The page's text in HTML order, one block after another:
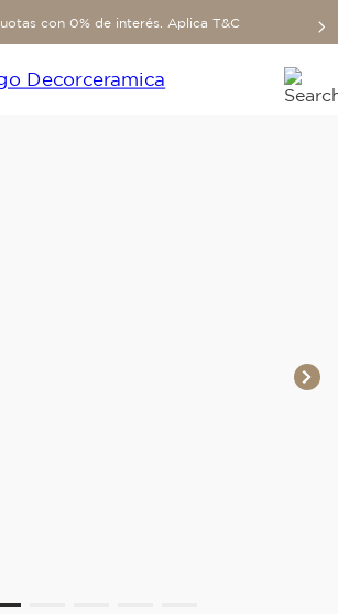
con 0% de interés. Aplica T&C